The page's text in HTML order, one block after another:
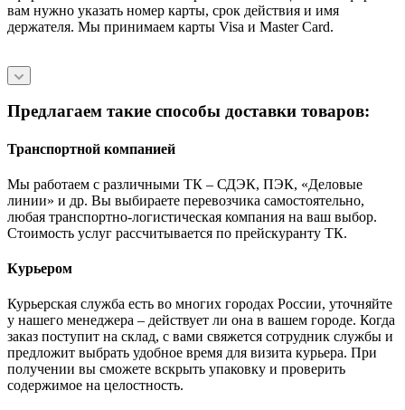
вам нужно указать номер карты, срок действия и имя
держателя. Мы принимаем карты Visa и Master Card.
Предлагаем такие способы доставки товаров:
Транспортной компанией
Мы работаем с различными ТК – СДЭК, ПЭК, «Деловые
линии» и др. Вы выбираете перевозчика самостоятельно,
любая транспортно-логистическая компания на ваш выбор.
Cтоимость услуг рассчитывается по прейскуранту ТК.
Курьером
Курьерская служба есть во многих городах России, уточняйте
у нашего менеджера – действует ли она в вашем городе. Когда
заказ поступит на склад, с вами свяжется сотрудник службы и
предложит выбрать удобное время для визита курьера. При
получении вы сможете вскрыть упаковку и проверить
содержимое на целостность.